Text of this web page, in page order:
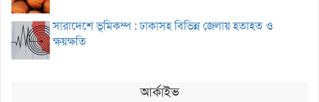
সারাদেশে ভূমিকম্প : ঢাকাসহ বিভিন্ন জেলায় হতাহত ও
ক্ষয়ক্ষতি
আর্কাইভ